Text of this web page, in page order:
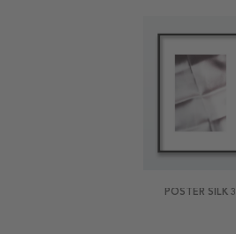
POSTER SILK 3